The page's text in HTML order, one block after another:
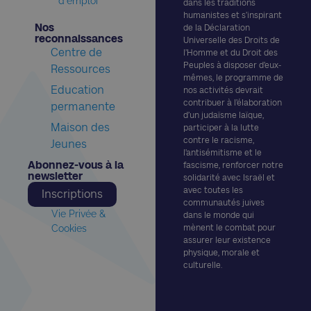
dans les traditions
humanistes et s’inspirant
de la Déclaration
Universelle des Droits de
l’Homme et du Droit des
Peuples à disposer d’eux-
mêmes, le programme de
nos activités devrait
contribuer à l’élaboration
d’un judaïsme laïque,
participer à la lutte
contre le racisme,
l’antisémitisme et le
fascisme, renforcer notre
solidarité avec Israël et
avec toutes les
communautés juives
dans le monde qui
mènent le combat pour
assurer leur existence
physique, morale et
culturelle.
Nos
reconnaissances​
Centre de
Ressources
Education
permanente
Maison des
Jeunes
Abonnez-vous à la
newsletter​
Inscriptions
Vie Privée &
Cookies